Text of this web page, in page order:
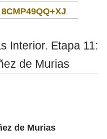
8CMP49QQ+XJ
Interior. Etapa 11:
de Murias
de Murias